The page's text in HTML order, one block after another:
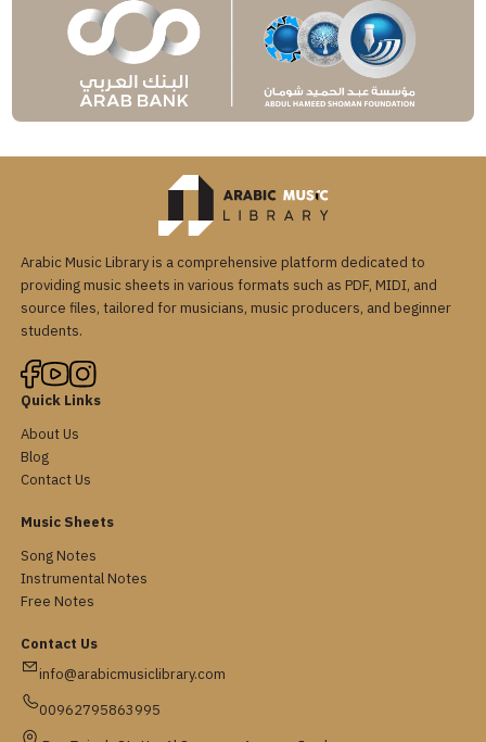
Arabic Music Library is a comprehensive platform dedicated to
providing music sheets in various formats such as PDF, MIDI, and
source files, tailored for musicians, music producers, and beginner
students.
Quick Links
About Us
Blog
Contact Us
Music Sheets
Song Notes
Instrumental Notes
Free Notes
Contact Us
info@arabicmusiclibrary.com
00962795863995